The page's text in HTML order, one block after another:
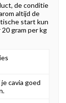
de conditie
altijd de
start kun
gram per kg
cavia goed